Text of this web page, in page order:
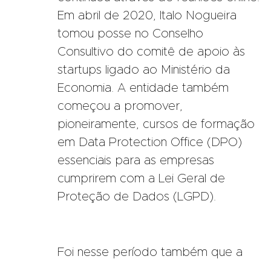
Em abril de 2020, Italo Nogueira
tomou posse no Conselho
Consultivo do comitê de apoio às
startups ligado ao Ministério da
Economia. A entidade também
começou a promover,
pioneiramente, cursos de formação
em Data Protection Office (DPO)
essenciais para as empresas
cumprirem com a Lei Geral de
Proteção de Dados (LGPD).
Foi nesse período também que a